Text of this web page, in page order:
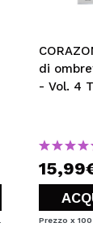
di
- Vol. 4
Prezzo x